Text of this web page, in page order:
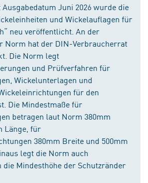
Juni 2026 wurde die
und Wickelauflagen für
neu veröffentlicht. An der
Norm hat der DIN-Verbraucherrat
Die Norm legt
und Prüfverfahren für
Wickelunterlagen und
für den
Die Mindestmaße für
betragen laut Norm 380mm
Länge, für
380mm Breite und 500mm
legt die Norm auch
Mindesthöhe der Schutzränder